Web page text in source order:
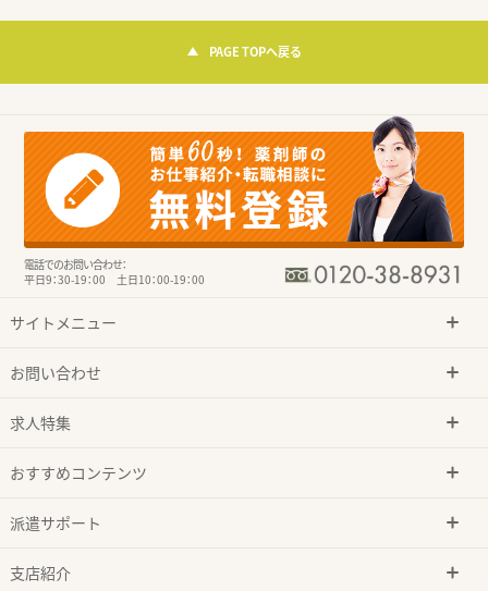
PAGE TOPへ戻る
電話でのお問い合わせ：
平日9：30-19：00 土日10：00-19：00
サイトメニュー
お問い合わせ
求人特集
おすすめコンテンツ
派遣サポート
支店紹介